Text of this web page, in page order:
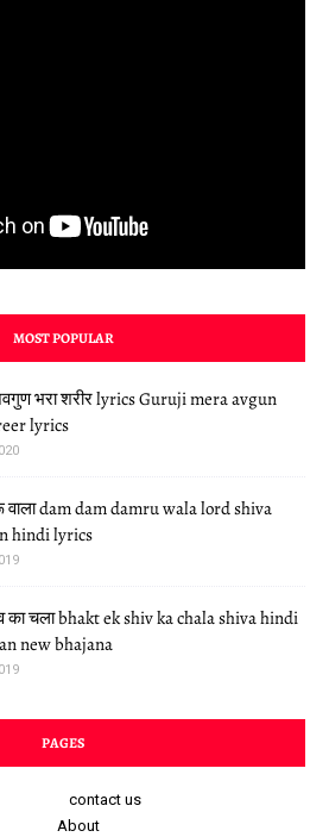
MOST POPULAR
भरा शरीर lyrics Guruji mera avgun
lyrics
dam dam damru wala lord shiva
hindi lyrics
का चला bhakt ek shiv ka chala shiva hindi
new bhajana
PAGES
contact us
About